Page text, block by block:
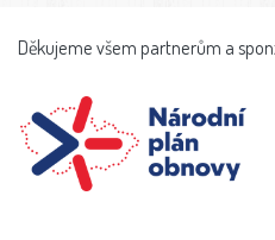
Děkujeme všem partnerům a